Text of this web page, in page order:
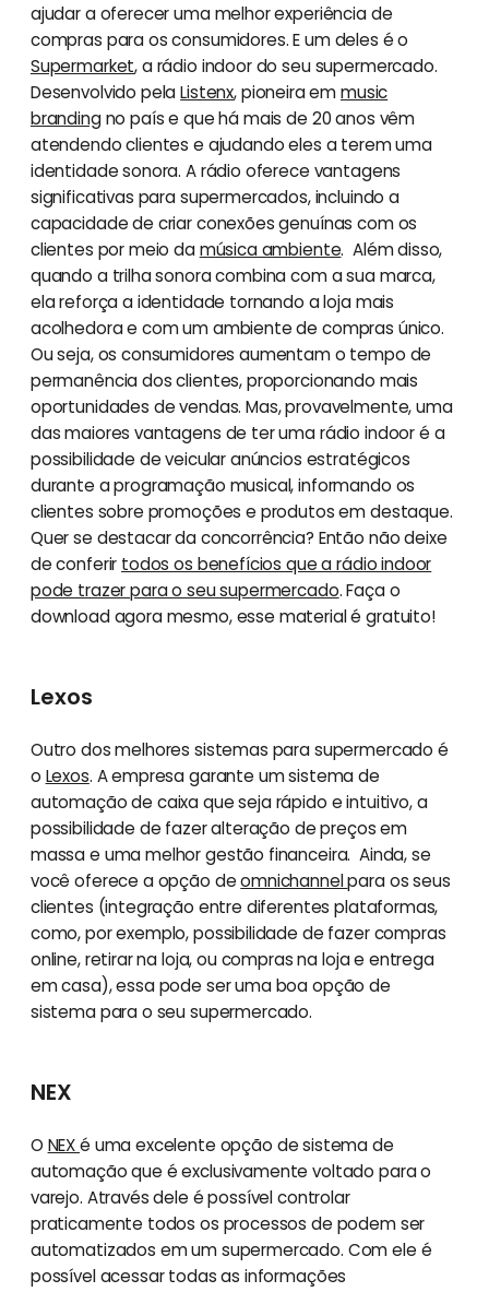
ajudar a oferecer uma melhor experiência de
compras para os consumidores. E um deles é o
Supermarket, a rádio indoor do seu supermercado.
Desenvolvido pelaListenx, pioneira emmusic
brandingno país e que há mais de 20 anos vêm
atendendo clientes e ajudando eles a terem uma
identidade sonora. A rádio oferece vantagens
significativas para supermercados, incluindo a
capacidade de criar conexões genuínas com os
clientes por meio damúsica ambiente. Além disso,
quando a trilha sonora combina com a sua marca,
ela reforça a identidade tornando a loja mais
acolhedora e com um ambiente de compras único.
Ou seja, os consumidores aumentam o tempo de
permanência dos clientes, proporcionando mais
oportunidades de vendas. Mas, provavelmente, uma
das maiores vantagens de ter uma rádio indoor é a
possibilidade de veicular anúncios estratégicos
durante a programação musical, informando os
clientes sobre promoções e produtos em destaque.
Quer se destacar da concorrência? Então não deixe
de conferir todos os benefícios que a rádio indoor
pode trazer para o seu supermercado. Faça o
download agora mesmo, esse material é gratuito!
Lexos
Outro dos melhores sistemas para supermercado é
o Lexos. A empresa garante um sistema de
automação de caixa que seja rápido e intuitivo, a
possibilidade de fazer alteração de preços em
massa e uma melhor gestão financeira. Ainda, se
você oferece a opção deomnichannelpara os seus
clientes (integração entre diferentes plataformas,
como, por exemplo, possibilidade de fazer compras
online, retirar na loja, ou compras na loja e entrega
em casa), essa pode ser uma boa opção de
sistema para o seu supermercado.
NEX
O NEXé uma excelente opção de sistema de
automação que é exclusivamente voltado para o
varejo. Através dele é possível controlar
praticamente todos os processos de podem ser
automatizados em um supermercado. Com ele é
possível acessar todas as informações